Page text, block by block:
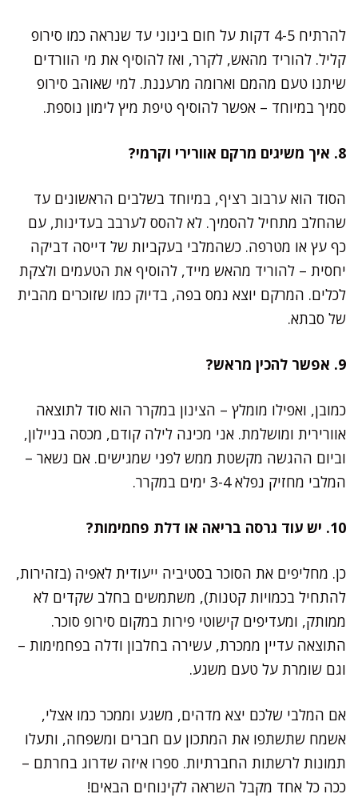
להרתיח 4-5 דקות על חום בינוני עד שנראה כמו סירופ
קליל. להוריד מהאש, לקרר, ואז להוסיף את מי הוורדים
שיתנו טעם מהמם וארומה מרעננת. למי שאוהב סירופ
סמיך במיוחד – אפשר להוסיף טיפת מיץ לימון נוספת.
8. איך משיגים מרקם אוורירי וקרמי?
הסוד הוא ערבוב רציף, במיוחד בשלבים הראשונים עד
שהחלב מתחיל להסמיך. לא להסס לערבב בעדינות, עם
כף עץ או מטרפה. כשהמלבי בעקביות של דייסה דביקה
יחסית – להוריד מהאש מייד, להוסיף את הטעמים ולצקת
לכלים. המרקם יוצא נמס בפה, בדיוק כמו שזוכרים מהבית
של סבתא.
9. אפשר להכין מראש?
כמובן, ואפילו מומלץ – הצינון במקרר הוא סוד לתוצאה
אוורירית ומושלמת. אני מכינה לילה קודם, מכסה בניילון,
וביום ההגשה מקשטת ממש לפני שמגישים. אם נשאר –
המלבי מחזיק נפלא 3-4 ימים במקרר.
10. יש עוד גרסה בריאה או דלת פחמימות?
כן. מחליפים את הסוכר בסטיביה ייעודית לאפיה (בזהירות,
להתחיל בכמויות קטנות), משתמשים בחלב שקדים לא
ממותק, ומעדיפים קישוטי פירות במקום סירופ סוכר.
התוצאה עדיין ממכרת, עשירה בחלבון ודלה בפחמימות –
וגם שומרת על טעם משגע.
אם המלבי שלכם יצא מדהים, משגע וממכר כמו אצלי,
אשמח שתשתפו את המתכון עם חברים ומשפחה, ותעלו
תמונות לרשתות החברתיות. ספרו איזה שדרוג בחרתם –
ככה כל אחד מקבל השראה לקינוחים הבאים!